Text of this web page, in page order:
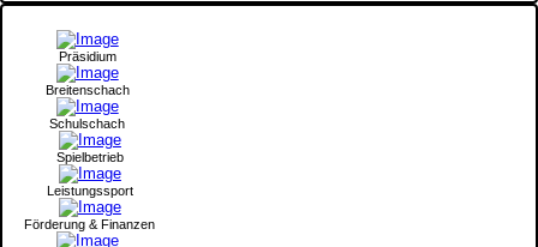
Präsidium
Breitenschach
Schulschach
Spielbetrieb
Leistungssport
Förderung & Finanzen